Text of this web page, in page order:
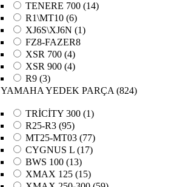
TENERE 700 (14)
R1\MT10 (6)
XJ6S\XJ6N (1)
FZ8-FAZER8
XSR 700 (4)
XSR 900 (4)
R9 (3)
YAMAHA YEDEK PARÇA (824)
TRİCİTY 300 (1)
R25-R3 (95)
MT25-MT03 (77)
CYGNUS L (17)
BWS 100 (13)
XMAX 125 (15)